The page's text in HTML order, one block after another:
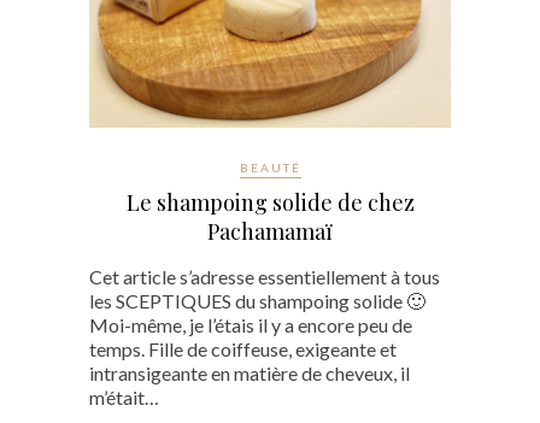
BEAUTÉ
Le shampoing solide de chez
Pachamamaï
Cet article s’adresse essentiellement à tous
les SCEPTIQUES du shampoing solide 🙂
Moi-même, je l’étais il y a encore peu de
temps. Fille de coiffeuse, exigeante et
intransigeante en matière de cheveux, il
m’était…